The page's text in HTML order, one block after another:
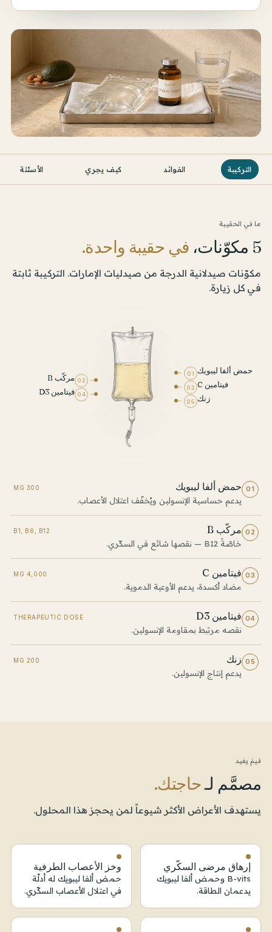
التركيبة الفوائد كيف يجري الأسئلة
ما في الحقيبة
5 مكوّنات، في حقيبة واحدة.
مكوّنات صيدلانية الدرجة من صيدليات الإمارات. التركيبة ثابتة
في كل زيارة.
01 حمض ألفا ليبويك
03 فيتامين C
05 زنك
02 مركّب B
04 فيتامين D3
01 حمض ألفا ليبويك 300 MG
يدعم حساسية الإنسولين ويُخفّف اعتلال الأعصاب.
02 مركّب B B1, B6, B12
خاصّةً B12 — نقصها شائع في السكّري.
03 فيتامين C 4,000 MG
مضاد أكسدة، يدعم الأوعية الدموية.
04 فيتامين D3 THERAPEUTIC DOSE
نقصه مرتبط بمقاومة الإنسولين.
05 زنك 200 MG
يدعم إنتاج الإنسولين.
فيمَ يفيد
مصمَّم لـحاجتك.
يستهدف الأعراض الأكثر شيوعاً لمن يحجز هذا المحلول.
إرهاق مرضى السكّري
B-vits وحمض ألفا ليبويك
يدعمان الطاقة.
وخز الأعصاب الطرفية
حمض ألفا ليبويك له أدلّة
في اعتلال الأعصاب السكّري.